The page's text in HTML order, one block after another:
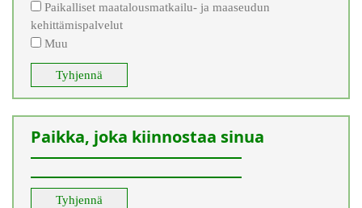
Paikalliset maatalousmatkailu- ja maaseudun
kehittämispalvelut
Muu
Tyhjennä
Paikka, joka kiinnostaa sinua
Tyhjennä